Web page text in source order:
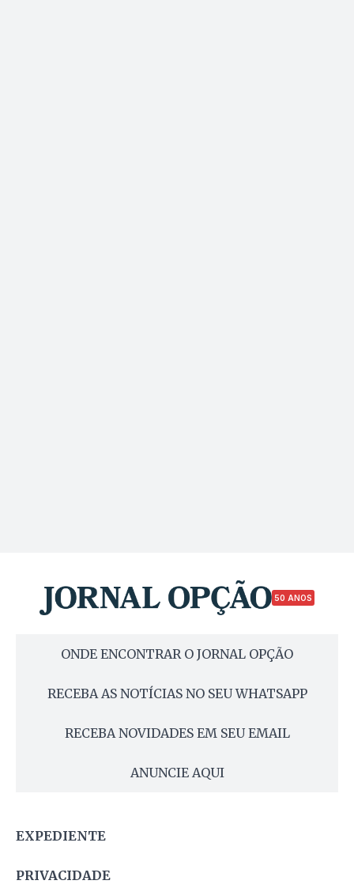
50 ANOS
ONDE ENCONTRAR O JORNAL OPÇÃO
RECEBA AS NOTÍCIAS NO SEU WHATSAPP
RECEBA NOVIDADES EM SEU EMAIL
ANUNCIE AQUI
EXPEDIENTE
PRIVACIDADE